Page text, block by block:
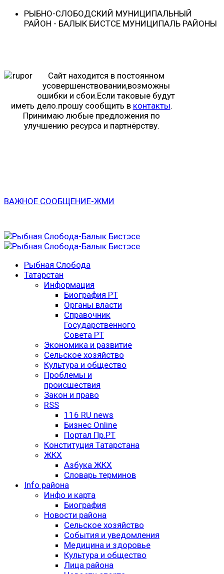
РЫБНО-CЛОБОДСКИЙ МУНИЦИПАЛЬНЫЙ
РАЙОН - БАЛЫК БИСТӘСЕ МУНИЦИПАЛЬ РАЙОНЫ
Сайт находится в постоянном
усовершенствовании,возможны
ошибки и сбои.Если таковые будут
иметь дело.прошу сообщить в контакты.
Принимаю любые предложения по
улучшению ресурса и партнёрству.
ВАЖНОЕ СООБЩЕНИЕ-ЖМИ
Рыбная Слобода
Татарстан
Информация
Биография РТ
Органы власти
Справочник
Государственного
Совета РТ
Экономика и развитие
Сельское хозяйство
Культура и общество
Проблемы и
происшествия
Закон и право
RSS
116 RU news
Бизнес Online
Портал Пр.РТ
Конституция Татарстана
ЖКХ
Азбука ЖКХ
Словарь терминов
Info района
Инфо и карта
Биография
Новости района
Сельское хозяйство
События и уведомления
Медицина и здоровье
Культура и общество
Лица района